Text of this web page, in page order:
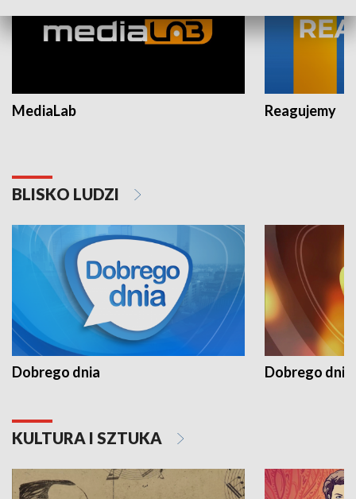
MediaLab Reagujemy
BLISKO LUDZI
Dobrego dnia Dobrego dnia
KULTURA I SZTUKA